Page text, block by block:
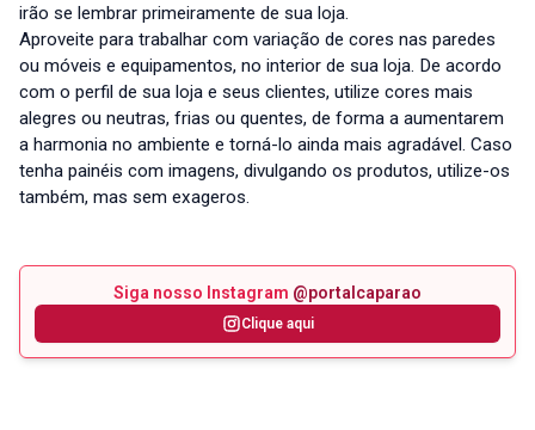
irão se lembrar primeiramente de sua loja.
Aproveite para trabalhar com variação de cores nas paredes
ou móveis e equipamentos, no interior de sua loja. De acordo
com o perfil de sua loja e seus clientes, utilize cores mais
alegres ou neutras, frias ou quentes, de forma a aumentarem
a harmonia no ambiente e torná-lo ainda mais agradável. Caso
tenha painéis com imagens, divulgando os produtos, utilize-os
também, mas sem exageros.
Siga nosso Instagram @portalcaparao
Clique aqui